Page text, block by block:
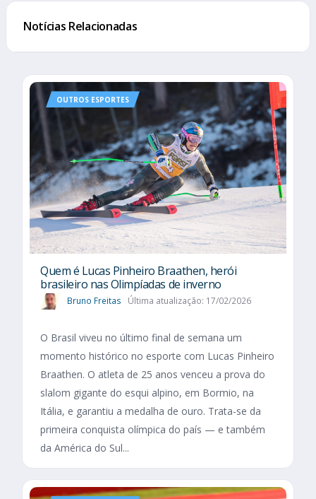
Notícias Relacionadas
OUTROS ESPORTES
Quem é Lucas Pinheiro Braathen, herói
brasileiro nas Olimpíadas de inverno
Bruno Freitas Última atualização: 17/02/2026
O Brasil viveu no último final de semana um
momento histórico no esporte com Lucas Pinheiro
Braathen. O atleta de 25 anos venceu a prova do
slalom gigante do esqui alpino, em Bormio, na
Itália, e garantiu a medalha de ouro. Trata-se da
primeira conquista olímpica do país — e também
da América do Sul...